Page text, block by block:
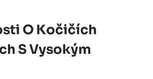
O Kočičích
S Vysokým